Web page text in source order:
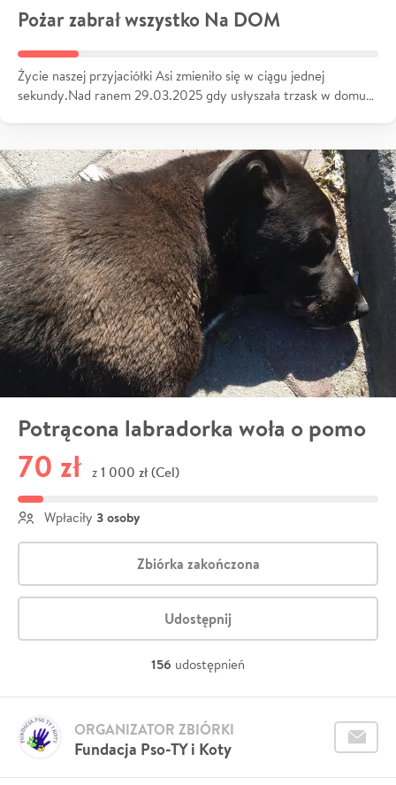
Pożar zabrał wszystko Na DOM
Życie naszej przyjaciółki Asi zmieniło się w ciągu jednej
sekundy.Nad ranem 29.03.2025 gdy usłyszała trzask w domu…
Potrącona labradorka woła o pomo
70 zł z 1 000 zł (Cel)
Wpłaciły 3 osoby
Zbiórka zakończona
Udostępnij
156 udostępnień
Fundacja Pso-TY i Koty
ORGANIZATOR ZBIÓRKI